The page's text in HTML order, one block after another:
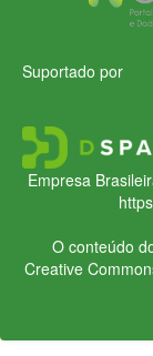
Suportado por
Empresa
O conteúdo
Creative